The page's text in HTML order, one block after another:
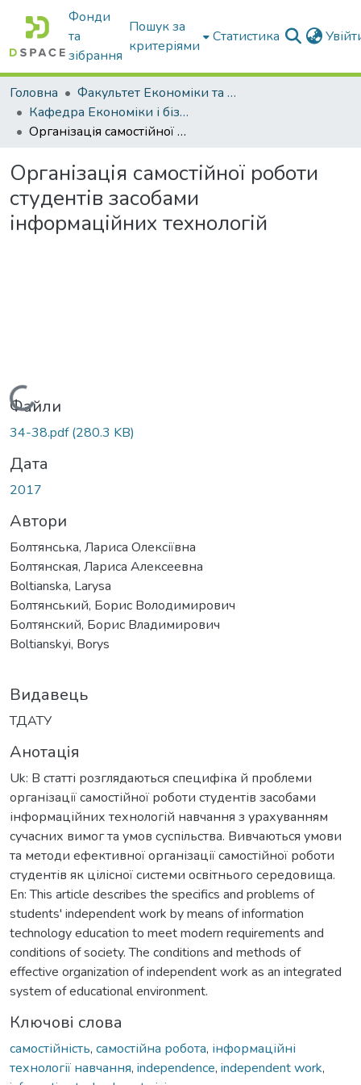
Фонди
та
зібрання
Пошук за
критеріями
Статистика
Головна
Факультет Економіки та бізнесу
Кафедра Економіки і бізнесу
Організація самостійної роботи студентів засобами інформаційних технологій
Організація самостійної роботи
студентів засобами
інформаційних технологій
Вантажиться...
Файли
34-38.pdf(280.3 KB)
Дата
2017
Автори
Болтянська, Лариса Олексіївна
Болтянская, Лариса Алексеевна
Boltianska, Larysa
Болтянський, Борис Володимирович
Болтянский, Борис Владимирович
Boltianskyi, Borys
Видавець
ТДАТУ
Анотація
Uk: В статті розглядаються специфіка й проблеми
організації самостійної роботи студентів засобами
інформаційних технологій навчання з урахуванням
сучасних вимог та умов суспільства. Вивчаються умови
та методи ефективної організації самостійної роботи
студентів як цілісної системи освітнього середовища.
En: This article describes the specifics and problems of
students' independent work by means of information
technology education to meet modern requirements and
conditions of society. The conditions and methods of
effective organization of independent work as an integrated
system of educational environment.
Ключові слова
самостійність, самостійна робота, інформаційні
технології навчання, independence, independent work,